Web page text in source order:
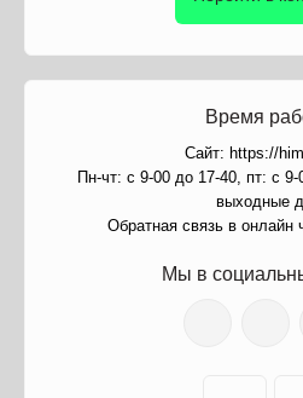
Время
Сайт: https://
Пн-чт: с 9-00 до 17-40, пт: с
выходные
Обратная связь в онлайн
Мы в